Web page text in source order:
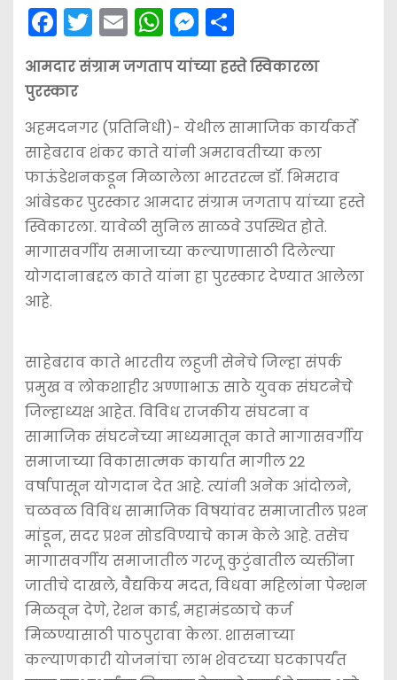
F
a
c
e
b
o
o
k
T
w
itt
E
m
ai
W
h
a
A
p
p
M
e
s
e
n
g
er
S
h
ar
आमदार संग्राम जगताप यांच्या हस्ते स्विकारला
पुरस्कार
अहमदनगर (प्रतिनिधी)- येथील सामाजिक कार्यकर्ते
साहेबराव शंकर काते यांनी अमरावतीच्या कला
फाऊंडेशनकडून मिळालेला भारतरत्न डॉ. भिमराव
आंबेडकर पुरस्कार आमदार संग्राम जगताप यांच्या हस्ते
स्विकारला. यावेळी सुनिल साळवे उपस्थित होते.
मागासवर्गीय समाजाच्या कल्याणासाठी दिलेल्या
योगदानाबद्दल काते यांना हा पुरस्कार देण्यात आलेला
आहे.
साहेबराव काते भारतीय लहुजी सेनेचे जिल्हा संपर्क
प्रमुख व लोकशाहीर अण्णाभाऊ साठे युवक संघटनेचे
जिल्हाध्यक्ष आहेत. विविध राजकीय संघटना व
सामाजिक संघटनेच्या माध्यमातून काते मागासवर्गीय
समाजाच्या विकासात्मक कार्यात मागील 22
वर्षापासून योगदान देत आहे. त्यांनी अनेक आंदोलने,
चळवळ विविध सामाजिक विषयांवर समाजातील प्रश्‍न
मांडून, सदर प्रश्‍न सोडविण्याचे काम केले आहे. तसेच
मागासवर्गीय समाजातील गरजू कुटुंबातील व्यक्तींना
जातीचे दाखले, वैद्यकिय मदत, विधवा महिलांना पेन्शन
मिळवून देणे, रेशन कार्ड, महामंडळाचे कर्ज
मिळण्यासाठी पाठपुरावा केला. शासनाच्या
कल्याणकारी योजनांचा लाभ शेवटच्या घटकापर्यंत